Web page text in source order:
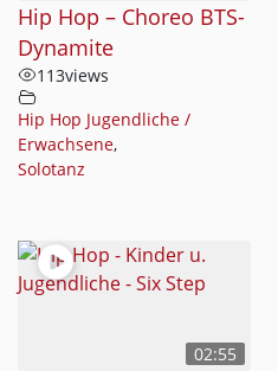
Hip Hop – Choreo BTS-
Dynamite
113views
Hip Hop Jugendliche /
Erwachsene,
Solotanz
02:55